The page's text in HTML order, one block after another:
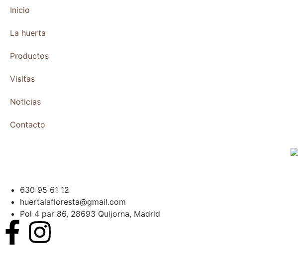
Inicio
La huerta
Productos
Visitas
Noticias
Contacto
630 95 61 12
huertalafloresta@gmail.com
Pol 4 par 86, 28693 Quijorna, Madrid